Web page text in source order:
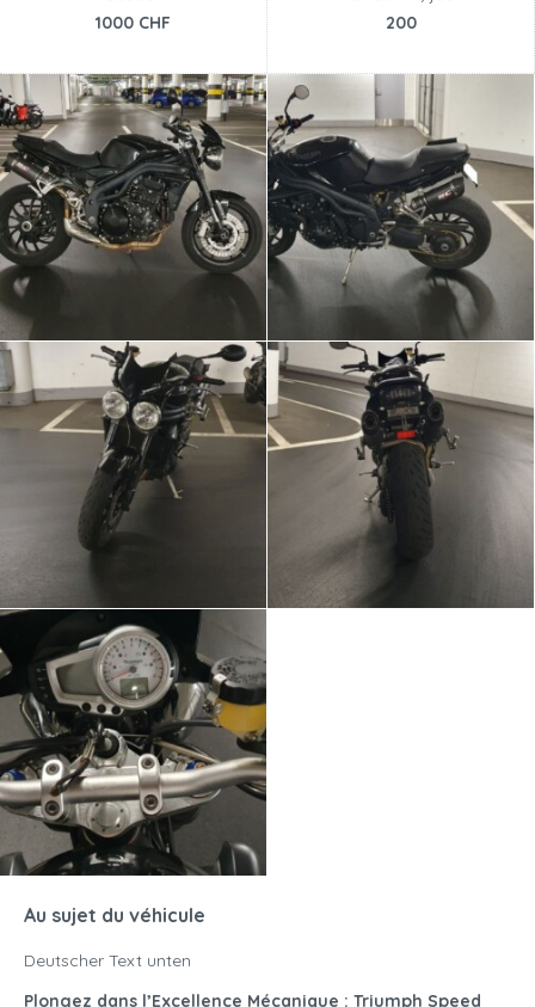
1000 CHF
200
Au sujet du véhicule
Deutscher Text unten
Plongez dans l’Excellence Mécanique : Triumph Speed